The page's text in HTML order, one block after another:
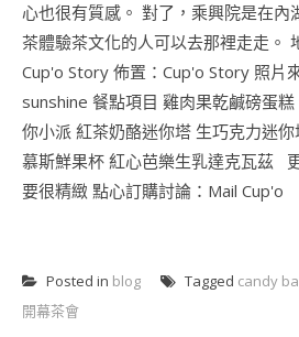
心也很有質感。 對了，乘興院是在內
茶體驗茶文化的人可以去那裡走走。
Cup'o Story 佈置：Cup'o Story 照片
sunshine 餐點項目 雞肉果乾鹹磅蛋
你小派 紅茶奶酪迷你塔 生巧克力迷
慕斯鮮果杯 紅心芭樂生乳達克瓦茲
要很精緻 點心訂購討論：Mail Cup'o
Posted in blog Tagged candy
開幕茶會